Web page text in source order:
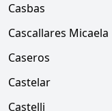
Casbas
Cascallares Micaela
Caseros
Castelar
Castelli